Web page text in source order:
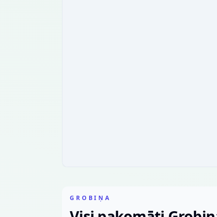
GROBIŅA